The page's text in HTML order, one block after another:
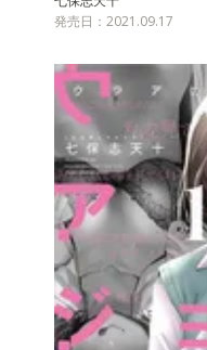
発売日：2021.09.17